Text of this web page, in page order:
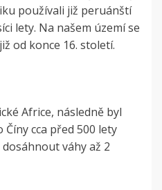
používali již peruánští
lety. Na našem území se
od konce 16. století.
Africe, následně byl
cca před 500 lety
váhy až 2